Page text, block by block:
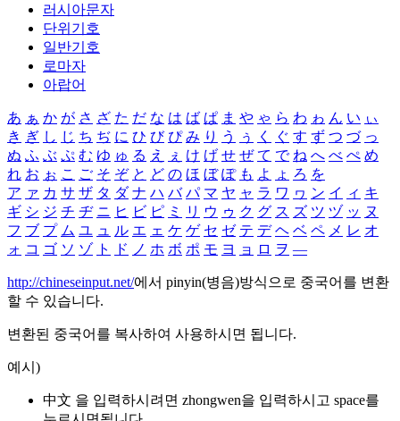
러시아문자
단위기호
일반기호
로마자
아랍어
あ ぁ か が さ ざ た だ な は ば ぱ ま や ゃ ら わ ゎ ん い ぃ
き ぎ し じ ち ぢ に ひ び ぴ み り う ぅ く ぐ す ず つ づ っ
ぬ ふ ぶ ぷ む ゆ ゅ る え ぇ け げ せ ぜ て で ね へ べ ぺ め
れ お ぉ こ ご そ ぞ と ど の ほ ぼ ぽ も よ ょ ろ を
ア ァ カ サ ザ タ ダ ナ ハ バ パ マ ヤ ャ ラ ワ ヮ ン イ ィ キ
ギ シ ジ チ ヂ ニ ヒ ビ ピ ミ リ ウ ゥ ク グ ス ズ ツ ヅ ッ ヌ
フ ブ プ ム ユ ュ ル エ ェ ケ ゲ セ ゼ テ デ ヘ ベ ペ メ レ オ
ォ コ ゴ ソ ゾ ト ド ノ ホ ボ ポ モ ヨ ョ ロ ヲ ―
http://chineseinput.net/에서 pinyin(병음)방식으로 중국어를 변환
할 수 있습니다.
변환된 중국어를 복사하여 사용하시면 됩니다.
예시)
中文 을 입력하시려면 zhongwen을 입력하시고 space를